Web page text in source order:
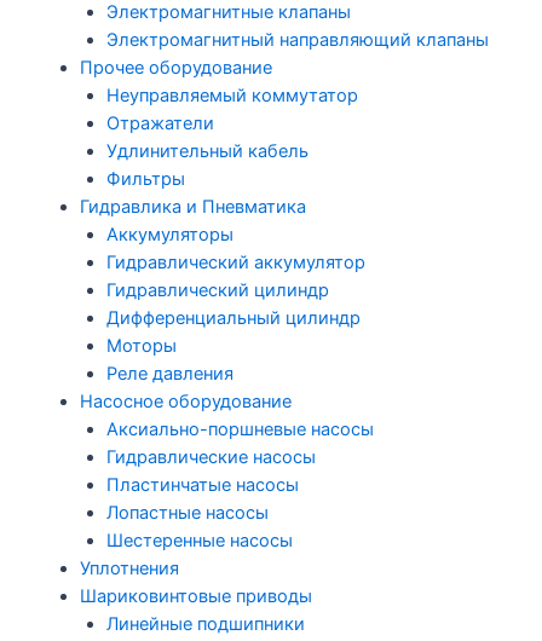
Электромагнитные клапаны
Электромагнитный направляющий клапаны
Прочее оборудование
Неуправляемый коммутатор
Отражатели
Удлинительный кабель
Фильтры
Гидравлика и Пневматика
Аккумуляторы
Гидравлический аккумулятор
Гидравлический цилиндр
Дифференциальный цилиндр
Моторы
Реле давления
Насосное оборудование
Аксиально-поршневые насосы
Гидравлические насосы
Пластинчатые насосы
Лопастные насосы
Шестеренные насосы
Уплотнения
Шариковинтовые приводы
Линейные подшипники